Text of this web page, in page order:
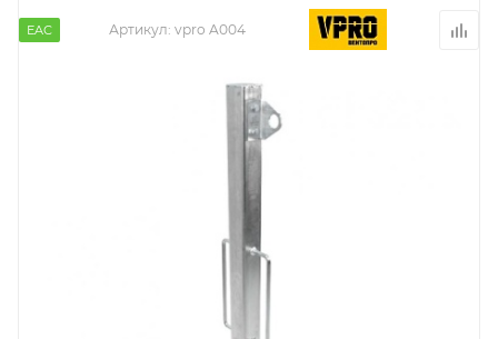
EAC Артикул: vpro A004